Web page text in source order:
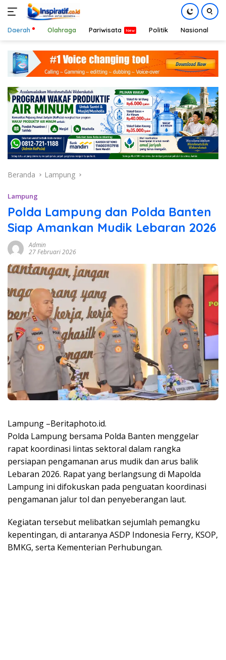
konten
Daerah Olahraga Pariwisata Politik Nasional
Beranda Lampung
Lampung
Polda Lampung dan Polda Banten
Siap Amankan Mudik Lebaran 2026
Admin
27 Februari 2026
Lampung –Beritaphoto.id.
Polda Lampung bersama Polda Banten menggelar
rapat koordinasi lintas sektoral dalam rangka
persiapan pengamanan arus mudik dan arus balik
Lebaran 2026. Rapat yang berlangsung di Mapolda
Lampung ini difokuskan pada penguatan koordinasi
pengamanan jalur tol dan penyeberangan laut.
Kegiatan tersebut melibatkan sejumlah pemangku
kepentingan, di antaranya ASDP Indonesia Ferry, KSOP,
BMKG, serta Kementerian Perhubungan.